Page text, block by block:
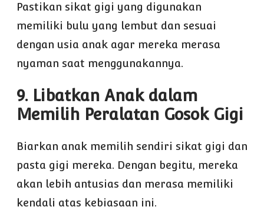
Pastikan sikat gigi yang digunakan
memiliki bulu yang lembut dan sesuai
dengan usia anak agar mereka merasa
nyaman saat menggunakannya.
9. Libatkan Anak dalam
Memilih Peralatan Gosok Gigi
Biarkan anak memilih sendiri sikat gigi dan
pasta gigi mereka. Dengan begitu, mereka
akan lebih antusias dan merasa memiliki
kendali atas kebiasaan ini.